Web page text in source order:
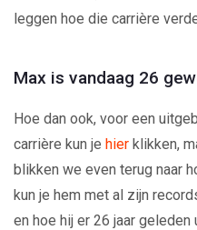
leggen hoe die carrière
Max is vandaag 26
Hoe dan ook, voor een
carrière kun je hier klikken,
blikken we even terug naar
kun je hem met al zijn
en hoe hij er 26 jaar